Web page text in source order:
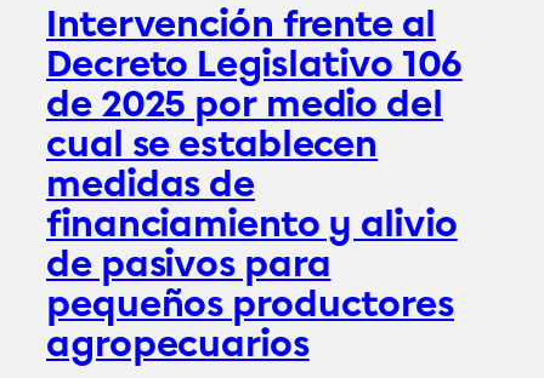
Intervención frente al
Decreto Legislativo 106
de 2025 por medio del
cual se establecen
medidas de
financiamiento y alivio
de pasivos para
pequeños productores
agropecuarios